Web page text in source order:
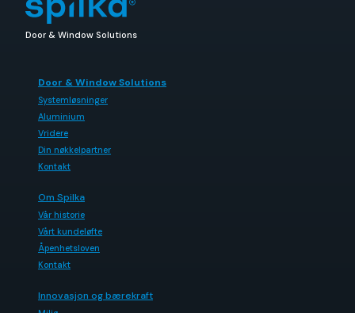
Door & Window Solutions
Door & Window Solutions
Systemløsninger
Aluminium
Vridere
Din nøkkelpartner
Kontakt
Om Spilka
Vår historie
Vårt kundeløfte
Åpenhetsloven
Kontakt
Innovasjon og bærekraft